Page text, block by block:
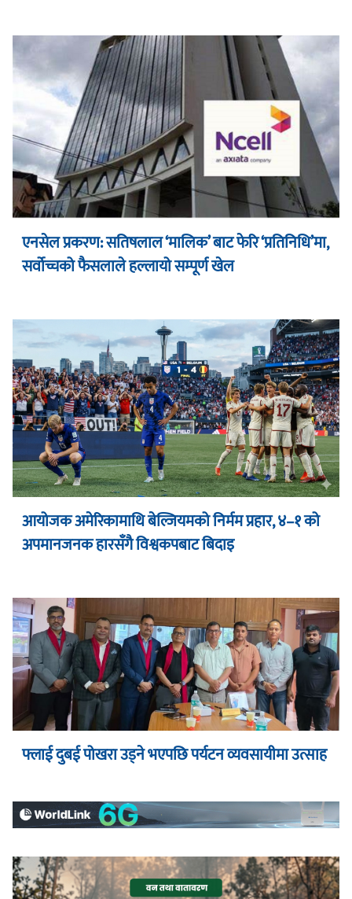
एनसेल प्रकरण: सतिषलाल ‘मालिक’ बाट फेरि ‘प्रतिनिधि’मा,
सर्वोच्चको फैसलाले हल्लायो सम्पूर्ण खेल
आयोजक अमेरिकामाथि बेल्जियमको निर्मम प्रहार, ४–१ को
अपमानजनक हारसँगै विश्वकपबाट बिदाइ
फ्लाई दुबई पोखरा उड्ने भएपछि पर्यटन व्यवसायीमा उत्साह